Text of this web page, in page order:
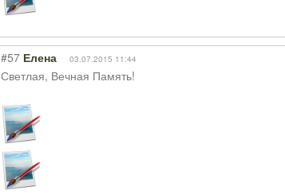
#57 Елена 03.07.2015 11:44
Светлая, Вечная Память!